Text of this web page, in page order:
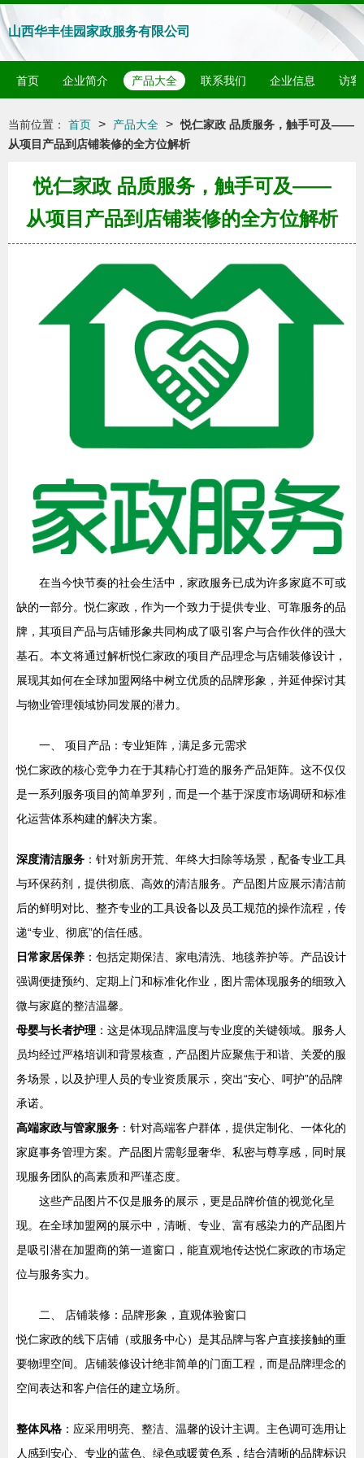
山西华丰佳园家政服务有限公司
首页 企业简介 产品大全 联系我们 企业信息 访客
当前位置： 首页 > 产品大全 > 悦仁家政 品质服务，触手可及——
从项目产品到店铺装修的全方位解析
悦仁家政 品质服务，触手可及——
从项目产品到店铺装修的全方位解析
在当今快节奏的社会生活中，家政服务已成为许多家庭不可或
缺的一部分。悦仁家政，作为一个致力于提供专业、可靠服务的品
牌，其项目产品与店铺形象共同构成了吸引客户与合作伙伴的强大
基石。本文将通过解析悦仁家政的项目产品理念与店铺装修设计，
展现其如何在全球加盟网络中树立优质的品牌形象，并延伸探讨其
与物业管理领域协同发展的潜力。
一、 项目产品：专业矩阵，满足多元需求
悦仁家政的核心竞争力在于其精心打造的服务产品矩阵。这不仅仅
是一系列服务项目的简单罗列，而是一个基于深度市场调研和标准
化运营体系构建的解决方案。
深度清洁服务 ：针对新房开荒、年终大扫除等场景，配备专业工具
与环保药剂，提供彻底、高效的清洁服务。产品图片应展示清洁前
后的鲜明对比、整齐专业的工具设备以及员工规范的操作流程，传
递“专业、彻底”的信任感。
日常家居保养 ：包括定期保洁、家电清洗、地毯养护等。产品设计
强调便捷预约、定期上门和标准化作业，图片需体现服务的细致入
微与家庭的整洁温馨。
母婴与长者护理 ：这是体现品牌温度与专业度的关键领域。服务人
员均经过严格培训和背景核查，产品图片应聚焦于和谐、关爱的服
务场景，以及护理人员的专业资质展示，突出“安心、呵护”的品牌
承诺。
高端家政与管家服务 ：针对高端客户群体，提供定制化、一体化的
家庭事务管理方案。产品图片需彰显奢华、私密与尊享感，同时展
现服务团队的高素质和严谨态度。
这些产品图片不仅是服务的展示，更是品牌价值的视觉化呈
现。在全球加盟网的展示中，清晰、专业、富有感染力的产品图片
是吸引潜在加盟商的第一道窗口，能直观地传达悦仁家政的市场定
位与服务实力。
二、 店铺装修：品牌形象，直观体验窗口
悦仁家政的线下店铺（或服务中心）是其品牌与客户直接接触的重
要物理空间。店铺装修设计绝非简单的门面工程，而是品牌理念的
空间表达和客户信任的建立场所。
整体风格 ：应采用明亮、整洁、温馨的设计主调。主色调可选用让
人感到安心、专业的蓝色、绿色或暖黄色系，结合清晰的品牌标识